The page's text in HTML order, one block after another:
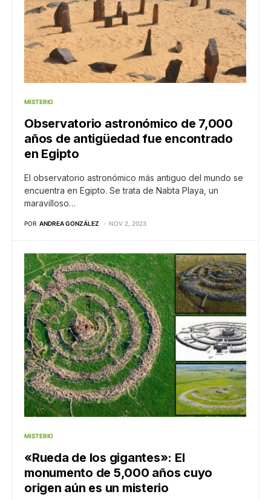
MISTERIO
Observatorio astronómico de 7,000
años de antigüedad fue encontrado
en Egipto
El observatorio astronómico más antiguo del mundo se
encuentra en Egipto. Se trata de Nabta Playa, un
maravilloso…
POR ANDREA GONZÁLEZ NOV 2, 2023
MISTERIO
«Rueda de los gigantes»: El
monumento de 5,000 años cuyo
origen aún es un misterio